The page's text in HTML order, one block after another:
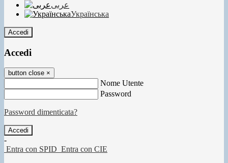
عربى
Українська
Accedi
Accedi
button close ×
Nome Utente
Password
Password dimenticata?
-
Entra con SPID Entra con CIE